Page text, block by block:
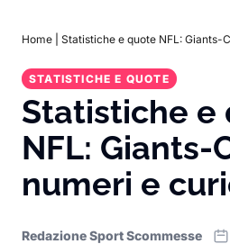
Home Statistiche e quote NFL: Giants-
STATISTICHE E QUOTE
Statistiche e
NFL: Giants-
numeri e
Redazione Sport Scommesse